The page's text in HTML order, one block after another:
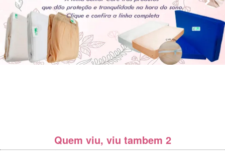
Quem viu, viu tambem 2